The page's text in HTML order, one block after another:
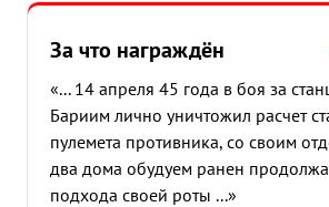
За что награждён
«... 14 апреля 45 года в боя за
Бариим лично уничтожил расчет
пулемета противника, со своим
два дома обудуем ранен
подхода своей роты ...»